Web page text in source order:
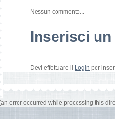
Nessun commento...
Inserisci un
Devi effettuare il Login per
[an error occurred while processing this